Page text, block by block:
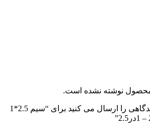
محصول نوشته نشده است.
اولین نفری باشید که دیدگاهی را ارسال می کنید برای “سیم 2.5*1